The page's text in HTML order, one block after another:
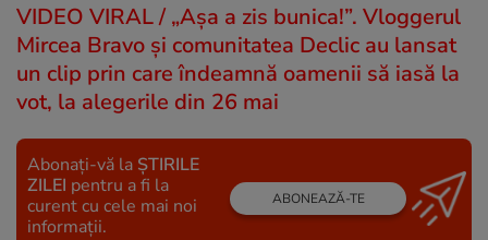
VIDEO VIRAL / „Așa a zis bunica!”. Vloggerul
Mircea Bravo și comunitatea Declic au lansat
un clip prin care îndeamnă oamenii să iasă la
vot, la alegerile din 26 mai
Abonați-vă la ȘTIRILE
ZILEI pentru a fi la
curent cu cele mai noi
informații.
ABONEAZĂ-TE